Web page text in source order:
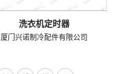
洗衣机定时器
厦门兴诺制冷配件有限公司